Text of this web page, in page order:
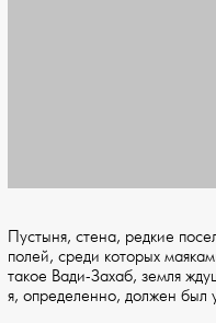
Пустыня, стена, редкие
полей, среди которых
такое Вади-Захаб, земля
я, определенно, должен был